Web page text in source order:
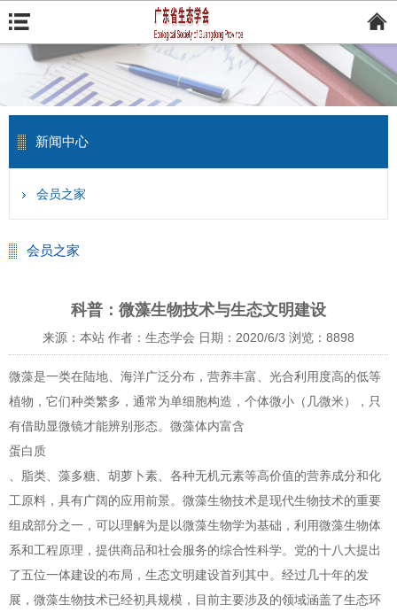
新闻中心
会员之家
会员之家
科普：微藻生物技术与生态文明建设
来源：本站 作者：生态学会 日期：2020/6/3 浏览： 8898
微藻是一类在陆地、海洋广泛分布，营养丰富、光合利用度高的低等
植物，它们种类繁多，通常为单细胞构造，个体微小（几微米），只
有借助显微镜才能辨别形态。微藻体内富含
蛋白质
、脂类、藻多糖、胡萝卜素、各种无机元素等高价值的营养成分和化
工原料，具有广阔的应用前景。微藻生物技术是现代生物技术的重要
组成部分之一，可以理解为是以微藻生物学为基础，利用微藻生物体
系和工程原理，提供商品和社会服务的综合性科学。党的十八大提出
了五位一体建设的布局，生态文明建设首列其中。经过几十年的发
展，微藻生物技术已经初具规模，目前主要涉及的领域涵盖了生态环